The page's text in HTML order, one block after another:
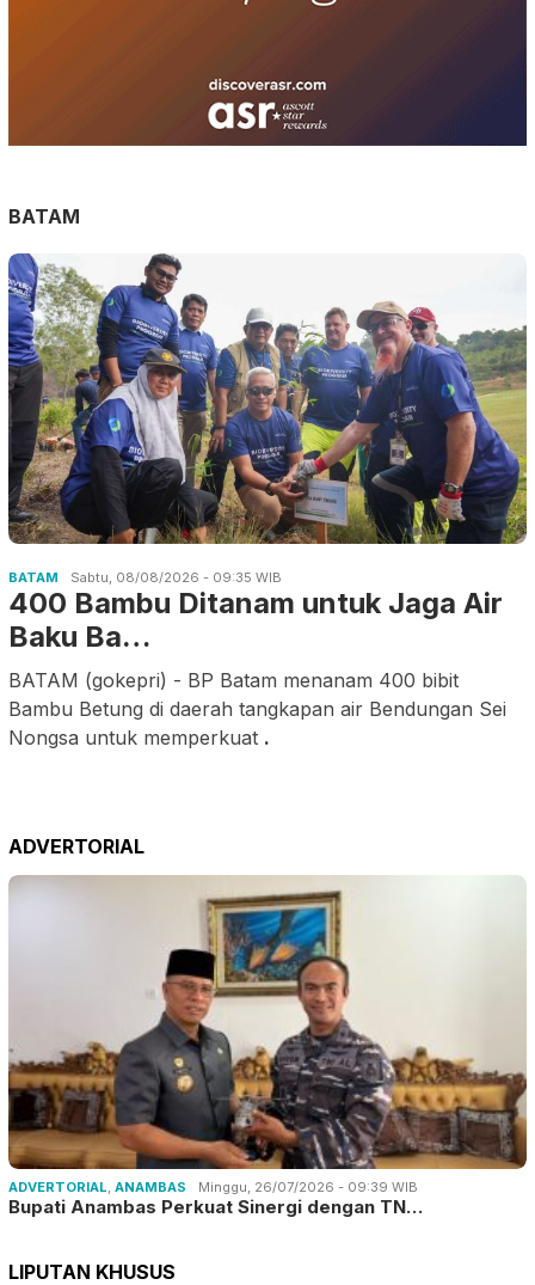
BATAM
BATAM Sabtu, 08/08/2026 - 09:35 WIB
400 Bambu Ditanam untuk Jaga Air
Baku Ba…
BATAM (gokepri) - BP Batam menanam 400 bibit
Bambu Betung di daerah tangkapan air Bendungan Sei
Nongsa untuk memperkuat .
ADVERTORIAL
ADVERTORIAL ANAMBAS Minggu, 26/07/2026 - 09:39 WIB
Bupati Anambas Perkuat Sinergi dengan TN…
LIPUTAN KHUSUS